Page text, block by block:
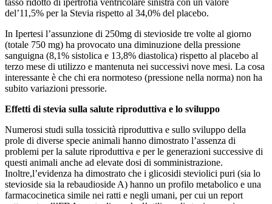
tasso ridotto di ipertrofia ventricolare sinistra con un valore
del’11,5% per la Stevia rispetto al 34,0% del placebo.
In Ipertesi l’assunzione di 250mg di stevioside tre volte al giorno
(totale 750 mg) ha provocato una diminuzione della pressione
sanguigna (8,1% sistolica e 13,8% diastolica) rispetto al placebo al
terzo mese di utilizzo e mantenuta nei successivi nove mesi. La cosa
interessante è che chi era normoteso (pressione nella norma) non ha
subito variazioni pressorie.
Effetti di stevia sulla salute riproduttiva e lo sviluppo
Numerosi studi sulla tossicità riproduttiva e sullo sviluppo della
prole di diverse specie animali hanno dimostrato l’assenza di
problemi per la salute riproduttiva e per le generazioni successive di
questi animali anche ad elevate dosi di somministrazione.
Inoltre,l’evidenza ha dimostrato che i glicosidi steviolici puri (sia lo
stevioside sia la rebaudioside A) hanno un profilo metabolico e una
farmacocinetica simile nei ratti e negli umani, per cui un report